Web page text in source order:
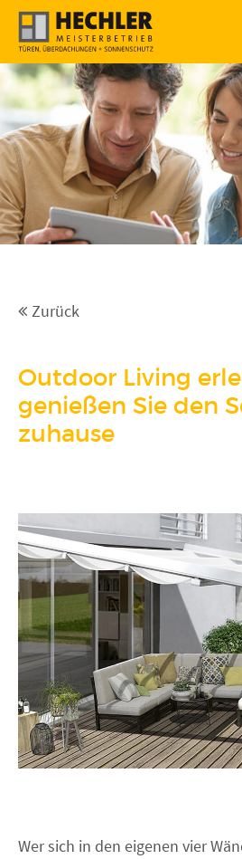
Outdoor Living
genießen Sie den
zuhause
Wer sich in den eigenen vier
Zurück